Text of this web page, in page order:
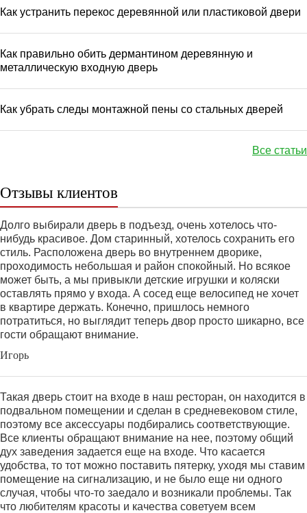
Как устранить перекос деревянной или пластиковой двери
Как правильно обить дермантином деревянную и
металлическую входную дверь
Как убрать следы монтажной пены со стальных дверей
Все статьи
Отзывы клиентов
Долго выбирали дверь в подъезд, очень хотелось что-
нибудь красивое. Дом старинный, хотелось сохранить его
стиль. Расположена дверь во внутреннем дворике,
проходимость небольшая и район спокойный. Но всякое
может быть, а мы привыкли детские игрушки и коляски
оставлять прямо у входа. А сосед еще велосипед не хочет
в квартире держать. Конечно, пришлось немного
потратиться, но выглядит теперь двор просто шикарно, все
гости обращают внимание.
Игорь
Такая дверь стоит на входе в наш ресторан, он находится в
подвальном помещении и сделан в средневековом стиле,
поэтому все аксессуары подбирались соответствующие.
Все клиенты обращают внимание на нее, поэтому общий
дух заведения задается еще на входе. Что касается
удобства, то тот можно поставить пятерку, уходя мы ставим
помещение на сигнализацию, и не было еще ни одного
случая, чтобы что-то заедало и возникали проблемы. Так
что любителям красоты и качества советуем всем